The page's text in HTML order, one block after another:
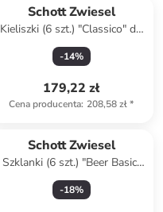
Schott Zwiesel
Kieliszki (6 szt.) "Classico" do
czerwonego wina - 408 ml
-14%
179,22 zł
Cena producenta: 208,58 zł*
Schott Zwiesel
Szklanki (6 szt.) "Beer Basic"
do piwa - 451 ml
-18%